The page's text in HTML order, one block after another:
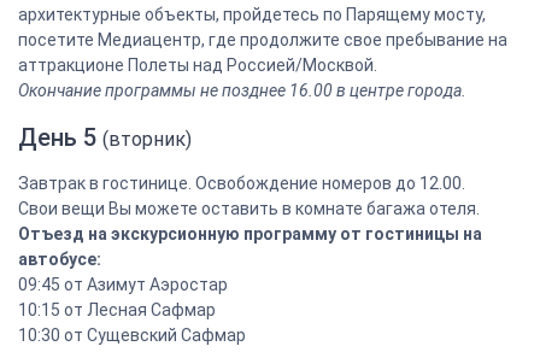
архитектурные объекты, пройдетесь по Парящему мосту,
посетите Медиацентр, где продолжите свое пребывание на
аттракционе Полеты над Россией/Москвой.
Окончание программы не позднее 16.00 в центре города.
День 5 (вторник)
Завтрак в гостинице. Освобождение номеров до 12.00.
Свои вещи Вы можете оставить в комнате багажа отеля.
Отъезд на экскурсионную программу от гостиницы на
автобусе:
09:45 от Азимут Аэростар
10:15 от Лесная Сафмар
10:30 от Сущевский Сафмар